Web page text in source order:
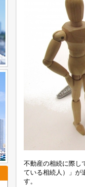
不動産の相続に際し
ている相続人）」が
す。